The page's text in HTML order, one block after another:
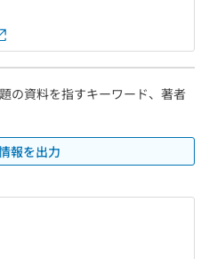
の資料を指すキーワード、著者
報を出力